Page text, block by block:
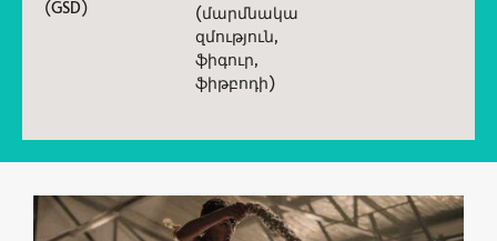
(GSD)
(մարմնակա
զմություն,
ֆիգուր,
ֆիթբոդի)